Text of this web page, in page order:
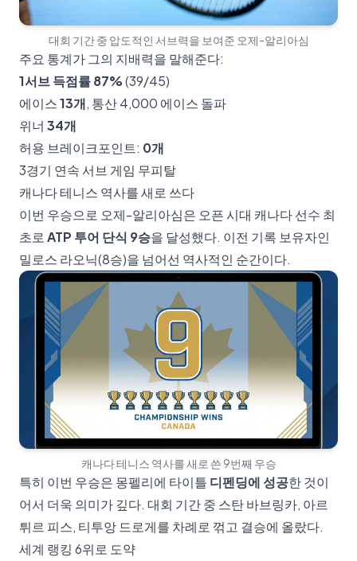
대회 기간 중 압도적인 서브력을 보여준 오제-알리아심
주요 통계가 그의 지배력을 말해준다:
1서브 득점률 87%(39/45)
에이스13개, 통산 4,000 에이스 돌파
위너 34개
허용 브레이크포인트: 0개
3경기 연속 서브 게임 무피탈
캐나다 테니스 역사를 새로 쓰다
이번 우승으로 오제-알리아심은 오픈 시대 캐나다 선수 최
초로ATP 투어 단식 9승을 달성했다. 이전 기록 보유자인
밀로스 라오닉(8승)을 넘어선 역사적인 순간이다.
캐나다 테니스 역사를 새로 쓴 9번째 우승
특히 이번 우승은 몽펠리에 타이틀 디펜딩에 성공한 것이
어서 더욱 의미가 깊다. 대회 기간 중 스탄 바브링카, 아르
튀르 피스, 티투앙 드로게를 차례로 꺾고 결승에 올랐다.
세계 랭킹 6위로 도약